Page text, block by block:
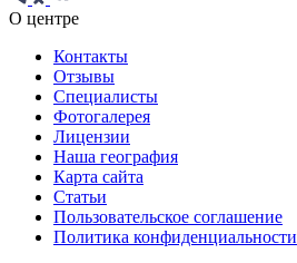
О центре
Контакты
Отзывы
Специалисты
Фотогалерея
Лицензии
Наша география
Карта сайта
Статьи
Пользовательское соглашение
Политика конфиденциальности